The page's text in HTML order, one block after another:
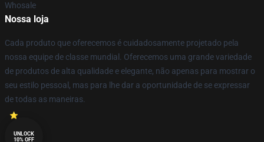
Whosale
Nossa loja
Cada produto que oferecemos é cuidadosamente projetado pela
nossa equipe de classe mundial. Oferecemos uma grande variedade
de produtos de alta qualidade e elegante, não apenas para mostrar o
seu estilo pessoal, mas para lhe dar a oportunidade de se expressar
de todas as maneiras.
UNLOCK
10% OFF